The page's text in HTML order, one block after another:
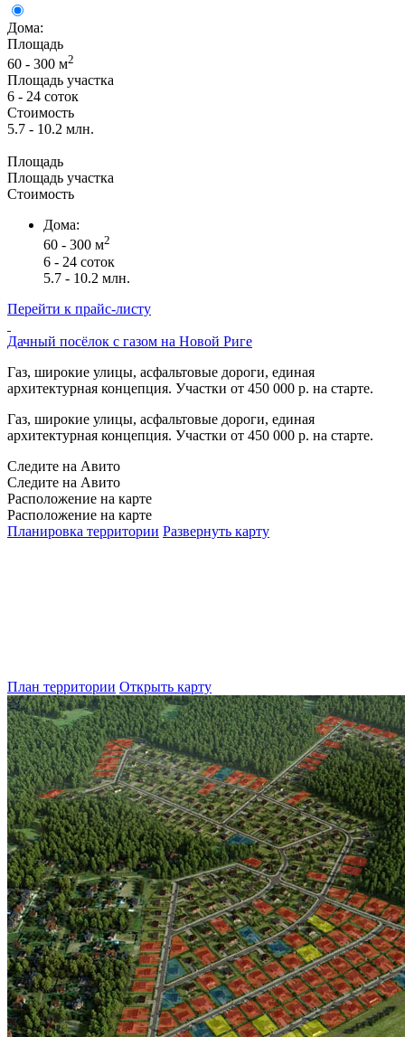
Дома:
Площадь
60 - 300 м2
Площадь участка
6 - 24 соток
Стоимость
5.7 - 10.2 млн.
Площадь
Площадь участка
Стоимость
Дома:
60 - 300 м2
6 - 24 соток
5.7 - 10.2 млн.
Перейти к прайс-листу
Дачный посёлок с газом на Новой Риге
Газ, широкие улицы, асфальтовые дороги, единая
архитектурная концепция. Участки от 450 000 р. на старте.
Газ, широкие улицы, асфальтовые дороги, единая
архитектурная концепция. Участки от 450 000 р. на старте.
Следите на Авито
Следите на Авито
Расположение на карте
Расположение на карте
Планировка территории Развернуть карту
План территории Открыть карту